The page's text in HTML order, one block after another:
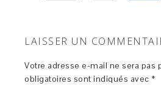
LAISSER UN
Votre adresse e-mail ne sera pas
obligatoires sont indiqués avec *